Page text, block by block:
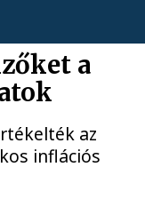
a
az
inflációs